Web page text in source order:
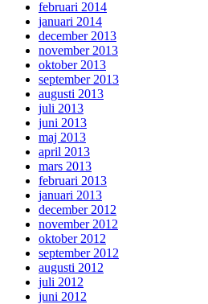
februari 2014
januari 2014
december 2013
november 2013
oktober 2013
september 2013
augusti 2013
juli 2013
juni 2013
maj 2013
april 2013
mars 2013
februari 2013
januari 2013
december 2012
november 2012
oktober 2012
september 2012
augusti 2012
juli 2012
juni 2012